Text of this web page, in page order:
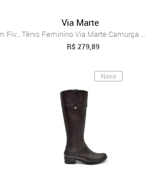
Sandália Em Couro Marrom Com Fivela Ajustável
Via Marte
Tênis Feminino Via Marte Camurça Flatform Marrom
R$ 279,89
Novo